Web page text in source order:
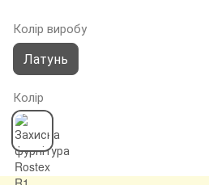
Колір виробу
Латунь
Колір